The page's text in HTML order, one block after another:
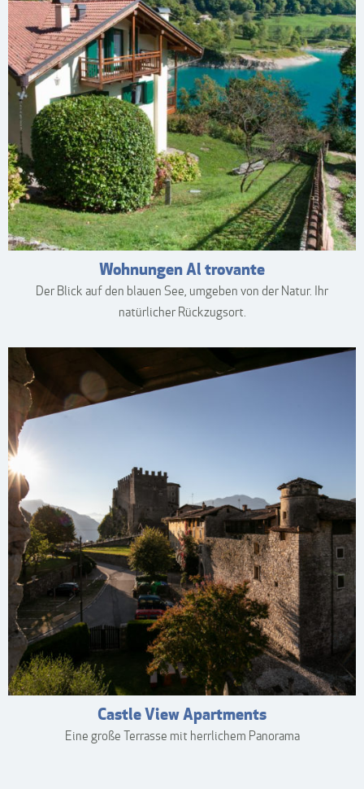
Wohnungen Al trovante
Der Blick auf den blauen See, umgeben von der Natur. Ihr
natürlicher Rückzugsort.
Castle View Apartments
Eine große Terrasse mit herrlichem Panorama